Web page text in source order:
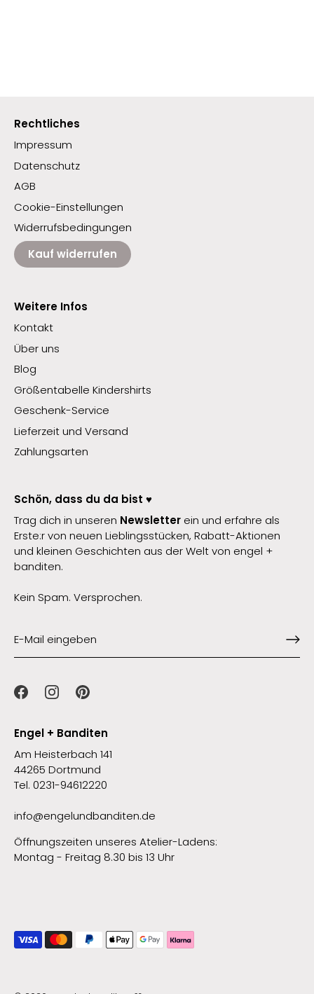
Rechtliches
Impressum
Datenschutz
AGB
Cookie-Einstellungen
Widerrufsbedingungen
Kauf widerrufen
Weitere Infos
Kontakt
Über uns
Blog
Größentabelle Kindershirts
Geschenk-Service
Lieferzeit und Versand
Zahlungsarten
Schön, dass du da bist ♥️
Trag dich in unseren Newsletter ein und erfahre als
Erste:r von neuen Lieblingsstücken, Rabatt-Aktionen
und kleinen Geschichten aus der Welt von engel +
banditen.
Kein Spam. Versprochen.
Engel + Banditen
Am Heisterbach 141
44265 Dortmund
Tel. 0231-94612220
info@engelundbanditen.de
Öffnungszeiten unseres Atelier-Ladens:
Montag - Freitag 8.30 bis 13 Uhr